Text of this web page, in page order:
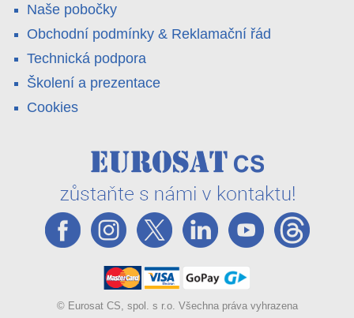
Naše pobočky
Obchodní podmínky & Reklamační řád
Technická podpora
Školení a prezentace
Cookies
© Eurosat CS, spol. s r.o. Všechna práva vyhrazena